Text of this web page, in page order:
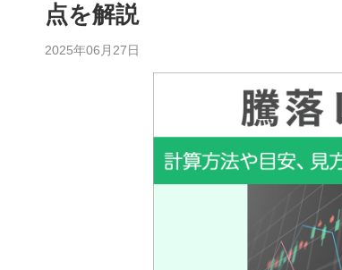
点を解説
2025年06月27日